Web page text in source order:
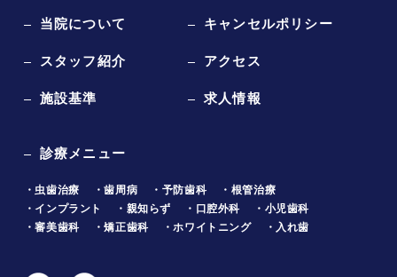
当院について
スタッフ紹介
施設基準
キャンセルポリシー
アクセス
求人情報
診療メニュー
・虫歯治療 ・歯周病 ・予防歯科
・根管治療
・インプラント
・親知らず ・口腔外科
・小児歯科
・審美歯科
・矯正歯科 ・ホワイトニング ・入れ歯